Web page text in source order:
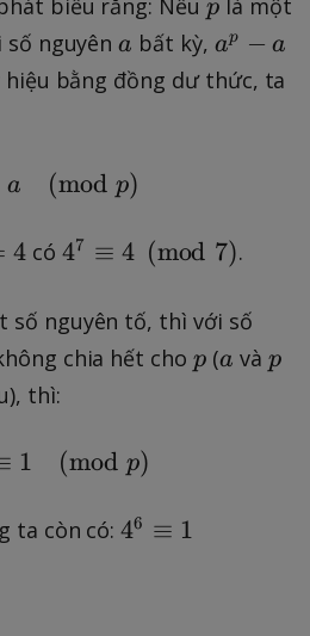
(
1
-
{
1
{
3
biểu rằng: Nếu plà một
số nguyêna
a bất kỳ, a
^
ap − a
hiệu bằng đồng dư thức, ta
a^p \equiv a \pmod
a (mod p)
4 có4
7
\
e
v
\
47 ≡ 4 (mod 7).
số nguyên tố, thì với số
chia hết cho p
p(a
a và p
p
thì:
a^{p-1} \equiv 1
1 (mod p)
ta còn có:4
46 ≡ 1